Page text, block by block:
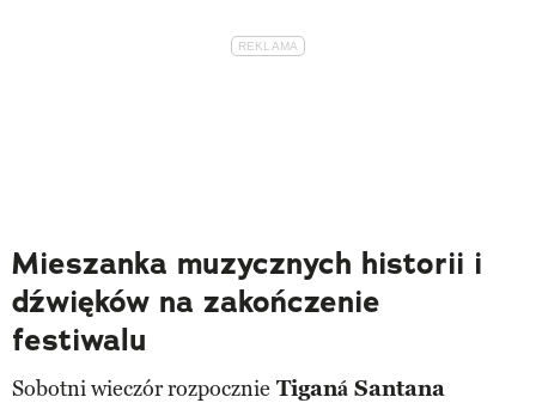
Mieszanka muzycznych historii i
dźwięków na zakończenie
festiwalu
Sobotni wieczór rozpocznie Tiganá Santana